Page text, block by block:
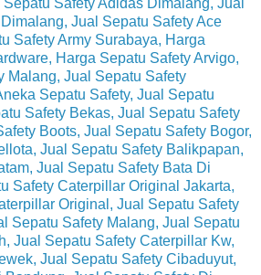
Safety Adidas Dimalang, Jual
Jual Sepatu Safety Ace
Safety Army Surabaya, Harga
Harga Sepatu Safety Arvigo,
Malang, Jual Sepatu Safety
Sepatu Safety, Jual Sepatu
Safety Bekas, Jual Sepatu Safety
Boots, Jual Sepatu Safety Bogor,
Jual Sepatu Safety Balikpapan,
Jual Sepatu Safety Bata Di
Safety Caterpillar Original Jakarta,
Original, Jual Sepatu Safety
Sepatu Safety Malang, Jual Sepatu
Jual Sepatu Safety Caterpillar Kw,
Jual Sepatu Safety Cibaduyut,